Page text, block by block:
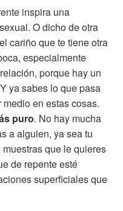
inspira una
O dicho de otra
cariño que te tiene otra
especialmente
porque hay un
ya sabes lo que pasa
en estas cosas.
puro. No hay mucha
a alguien, ya sea tu
que le quieres
de repente esté
superficiales que